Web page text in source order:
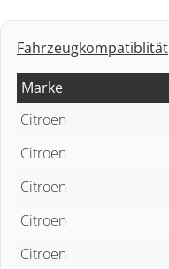
Fahrzeugkompatiblität
Marke
Citroen
Citroen
Citroen
Citroen
Citroen